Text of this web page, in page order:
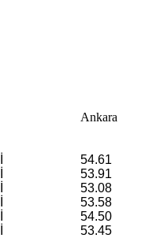
Ankara
54.61
53.91
53.08
53.58
54.50
53.45